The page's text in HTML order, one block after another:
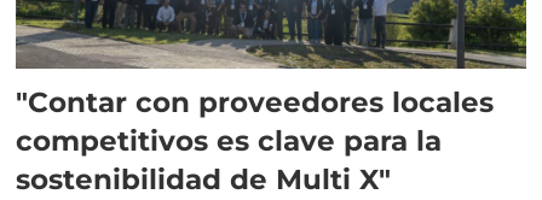
"Contar con proveedores locales
competitivos es clave para la
sostenibilidad de Multi X"